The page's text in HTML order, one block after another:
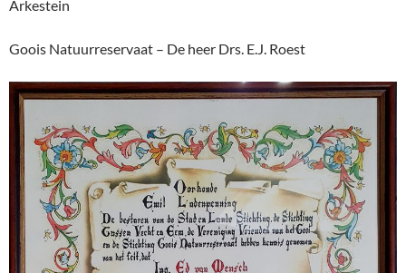
Arkestein
Goois Natuurreservaat – De heer Drs. E.J. Roest